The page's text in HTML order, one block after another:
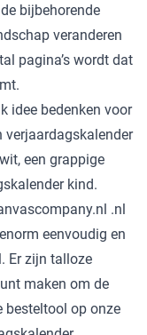
bijbehorende
veranderen
pagina’s wordt dat
idee bedenken voor
verjaardagskalender
een grappige
kind.
.nl
eenvoudig en
Er zijn talloze
maken om de
besteltool op onze